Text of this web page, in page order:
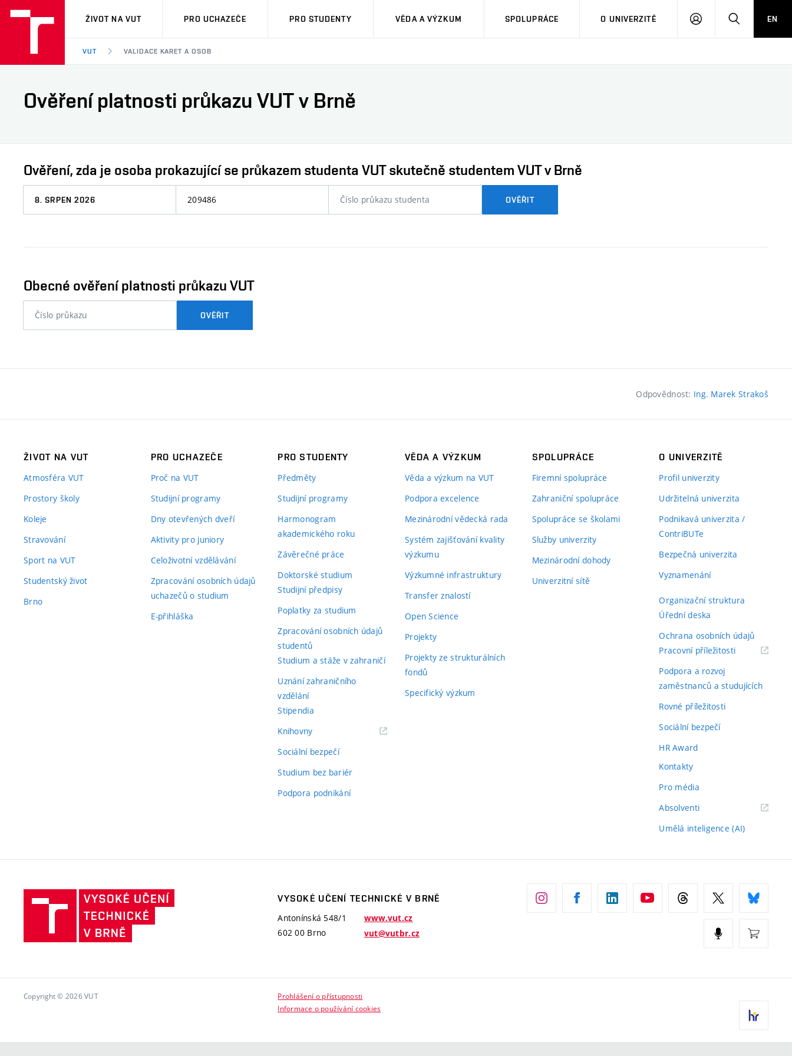
VUT
ŽIVOT NA VUT PRO UCHAZEČE PRO STUDENTY VĚDA A VÝZKUM SPOLUPRÁCE O UNIVERZITĚ
PŘIHLÁSIT HLEDATEN
VUT VALIDACE KARET A OSOB
Ověření platnosti průkazu VUT v Brně
Ověření, zda je osoba prokazující se průkazem studenta VUT skutečně studentem VUT v Brně
číslo
číslo
OVĚŘIT
Obecné ověření platnosti průkazu VUT
číslo
OVĚŘIT
Odpovědnost: Ing. Marek Strakoš
ŽIVOT NA VUT
Atmosféra VUT
Prostory školy
Koleje
Stravování
Sport na VUT
Studentský život
Brno
PRO UCHAZEČE
Proč na VUT
Studijní programy
Dny otevřených dveří
Aktivity pro juniory
Celoživotní vzdělávání
Zpracování osobních údajů
uchazečů o studium
E-přihláška
PRO STUDENTY
Předměty
Studijní programy
Harmonogram
akademického roku
Závěrečné práce
Doktorské studium
Studijní předpisy
Poplatky za studium
Zpracování osobních údajů
studentů
Studium a stáže v zahraničí
Uznání zahraničního
vzdělání
Stipendia
Knihovny(externí
Sociální bezpečí
Studium bez bariér
Podpora podnikání
VĚDA A VÝZKUM
Věda a výzkum na VUT
Podpora excelence
Mezinárodní vědecká rada
Systém zajišťování kvality
výzkumu
Výzkumné infrastruktury
Transfer znalostí
Open Science
Projekty
Projekty ze strukturálních
fondů
Specifický výzkum
SPOLUPRÁCE
Firemní spolupráce
Zahraniční spolupráce
Spolupráce se školami
Služby univerzity
Mezinárodní dohody
Univerzitní sítě
O UNIVERZITĚ
Profil univerzity
Udržitelná univerzita
Podnikavá univerzita /
ContriBUTe
Bezpečná univerzita
Vyznamenání
Organizační struktura
Úřední deska
Ochrana osobních údajů
Pracovní příležitosti(externí
Podpora a rozvoj
zaměstnanců a studujících
Rovné příležitosti
Sociální bezpečí
HR Award
Kontakty
Pro média
Absolventi(externí
Umělá inteligence (AI)
učení
VYSOKÉ UČENÍ TECHNICKÉ V BRNĚ
Antonínská 548/1
602 00 Brno
www.vut.cz
vut@vutbr.cz
Copyright © 2026 VUT
Prohlášení o přístupnosti
Informace o používání cookies